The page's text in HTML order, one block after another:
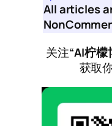
All articles
关注“AI柠檬
获取